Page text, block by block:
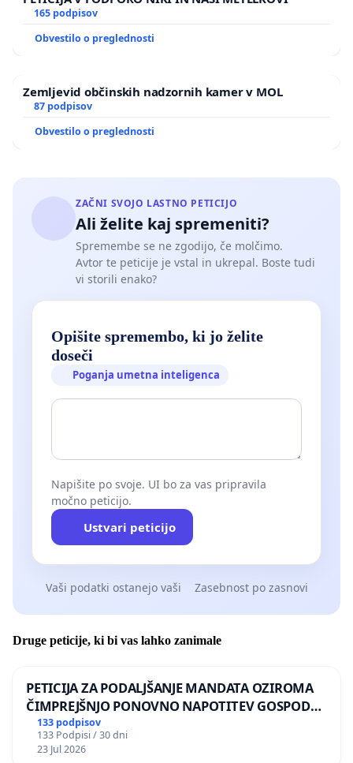
165 podpisov
Obvestilo o preglednosti
Zemljevid občinskih nadzornih kamer v MOL
87 podpisov
Obvestilo o preglednosti
ZAČNI SVOJO LASTNO PETICIJO
Ali želite kaj spremeniti?
Spremembe se ne zgodijo, če molčimo.
Avtor te peticije je vstal in ukrepal. Boste tudi
vi storili enako?
Opišite spremembo, ki jo želite
doseči
Poganja umetna inteligenca
Napišite po svoje. UI bo za vas pripravila
močno peticijo.
Ustvari peticijo
Vaši podatki ostanejo vaši Zasebnost po zasnovi
Druge peticije, ki bi vas lahko zanimale
PETICIJA ZA PODALJŠANJE MANDATA OZIROMA
ČIMPREJŠNJO PONOVNO NAPOTITEV GOSPODA
BERNARDA ŠRAJNERJA NA VELEPOSLANIŠTVO
REPUBLIKE SLOVENIJE V MOSKVI
133 podpisov
133 Podpisi / 30 dni
23 Jul 2026